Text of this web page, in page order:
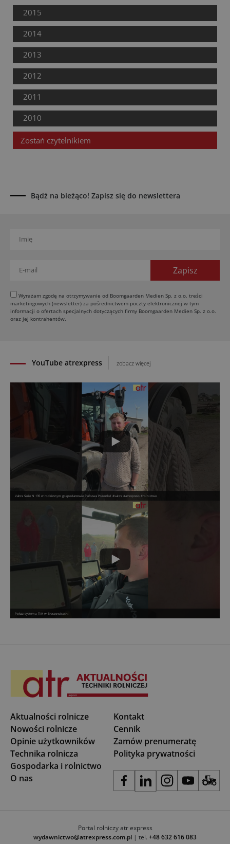
2015
2014
2013
2012
2011
2010
Zostań czytelnikiem
YouTube atrexpress zobacz więcej
Valtra Serie N 135 w rodzinnym gospodarstwie Państwa Pszonka! #valtra #atrexpress #rolnictwo
Pokaz systemu TIM w Braszowicach!
Bądź na bieżąco! Zapisz się do newslettera
Wyrażam zgodę na otrzymywanie od Boomgaarden Medien Sp. z o.o. treści
marketingowych (newsletter) za pośrednictwem poczty elektronicznej w tym
informacji o ofertach specjalnych dotyczących firmy Boomgaarden Medien Sp. z o.o.
oraz jej kontrahentów.
Aktualności rolnicze
Nowości rolnicze
Opinie użytkowników
Technika rolnicza
Gospodarka i rolnictwo
O nas
Kontakt
Cennik
Zamów prenumeratę
Polityka prywatności
Portal rolniczy atr express
wydawnictwo@atrexpress.com.pl | tel. +48 632 616 083